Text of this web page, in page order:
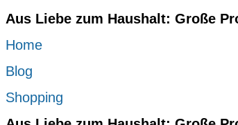
Aus Liebe zum Haushalt: Große
Home
Blog
Shopping